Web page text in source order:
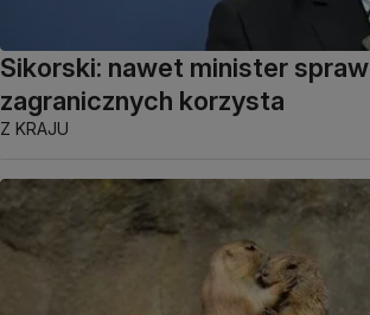
Sikorski: nawet minister spraw
zagranicznych korzysta
Z KRAJU